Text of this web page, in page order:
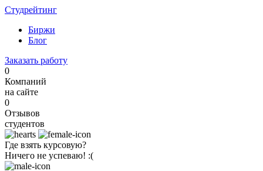
Студрейтинг
Биржи
Блог
Заказать работу
0
Компаний
на сайте
0
Отзывов
студентов
Где взять курсовую?
Ничего не успеваю! :(